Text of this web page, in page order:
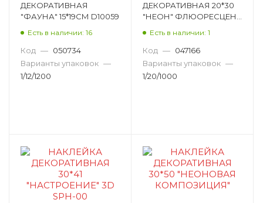
ДЕКОРАТИВНАЯ
"ФАУНА" 15*19СМ D10059
Есть в наличии: 16
Код — 050734
Варианты упаковок —
1/12/1200
ДЕКОРАТИВНАЯ 20*30
"НЕОН" ФЛЮОРЕСЦЕН
Есть в наличии: 1
Код — 047166
Варианты упаковок —
1/20/1000